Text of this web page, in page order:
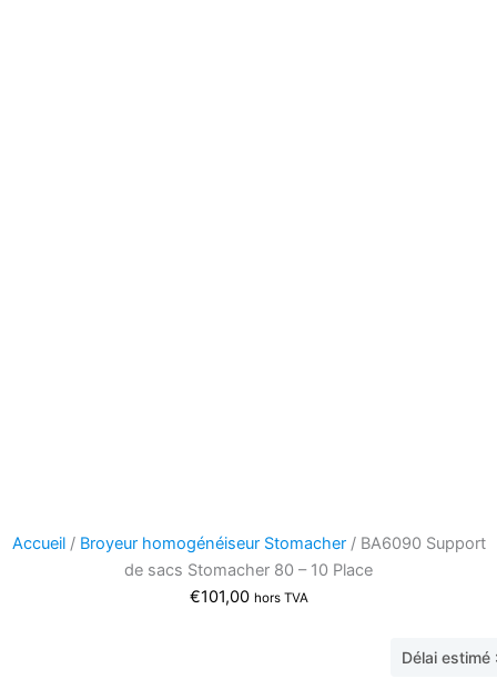
Accueil/ Broyeur homogénéiseur Stomacher/ BA6090 Support
de sacs Stomacher 80 – 10 Place
€101,00 hors TVA
Délai